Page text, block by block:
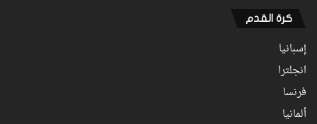
كرة القدم
إسبانيا
انجلترا
فرنسا
ألمانيا